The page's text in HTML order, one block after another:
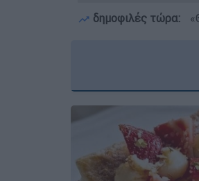
δημοφιλές τώρα: